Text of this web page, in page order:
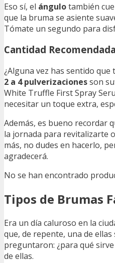
Eso sí, el ángulotambién
que la bruma se asiente
Tómate un segundo para
Cantidad
¿Alguna vez has sentido que
2 a 4 pulverizacionesson
White Truffle First Spray
necesitar un toque extra,
Además, es bueno recordar
la jornada para revitalizarte
más, no dudes en hacerlo,
agradecerá.
No se han encontrado
Tipos de Brumas
Era un día caluroso en la
que, de repente, una de
preguntaron: ¿para qué
de ellas.